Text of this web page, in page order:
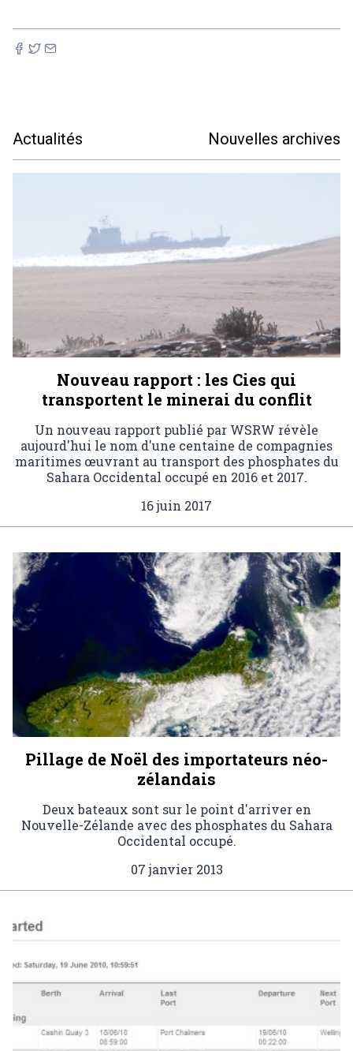
Actualités Nouvelles archives
Nouveau rapport : les Cies qui
transportent le minerai du conflit
Un nouveau rapport publié par WSRW révèle
aujourd'hui le nom d'une centaine de compagnies
maritimes œuvrant au transport des phosphates du
Sahara Occidental occupé en 2016 et 2017.
16 juin 2017
Pillage de Noël des importateurs néo-
zélandais
Deux bateaux sont sur le point d'arriver en
Nouvelle-Zélande avec des phosphates du Sahara
Occidental occupé.
07 janvier 2013